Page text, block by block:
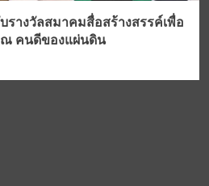
างวัลสมาคมสื่อสร้างสรรค์เพื่อ
คนดีของแผ่นดิน